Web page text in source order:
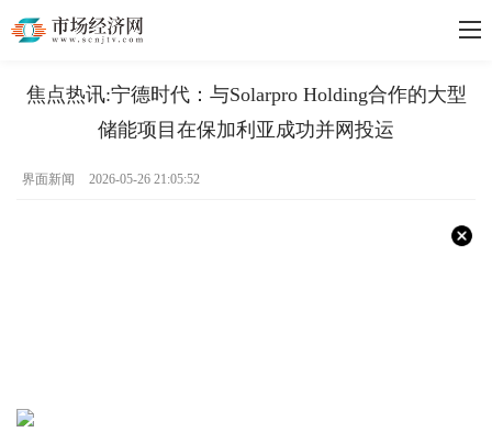
焦点热讯:宁德时代：与Solarpro Holding合作的大型
储能项目在保加利亚成功并网投运
界面新闻 2026-05-26 21:05:52